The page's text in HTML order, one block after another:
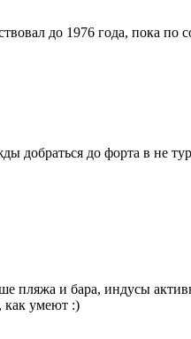
до 1976 года, пока по
добраться до форта в не
пляжа и бара, индусы
как умеют :)